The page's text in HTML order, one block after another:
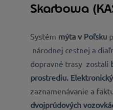
Skarbowa
Systém mýta v Poľsku
národnej cestnej a
dopravné trasy zostali
prostrediu.
zaznamenávanie a
dvojprúdových